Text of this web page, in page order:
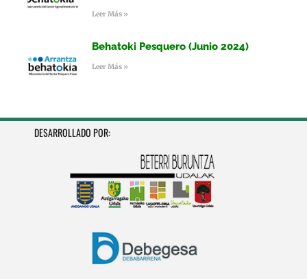
Leer Más »
Behatoki Pesquero (Junio 2024)
Leer Más »
DESARROLLADO POR: